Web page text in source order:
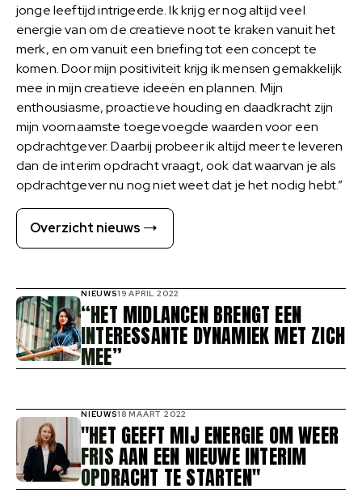
jonge leeftijd intrigeerde. Ik krijg er nog altijd veel
energie van om de creatieve noot te kraken vanuit het
merk, en om vanuit een briefing tot een concept te
komen. Door mijn positiviteit krijg ik mensen gemakkelijk
mee in mijn creatieve ideeën en plannen. Mijn
enthousiasme, proactieve houding en daadkracht zijn
mijn voornaamste toegevoegde waarden voor een
opdrachtgever. Daarbij probeer ik altijd meer te leveren
dan de interim opdracht vraagt, ook dat waarvan je als
opdrachtgever nu nog niet weet dat je het nodig hebt.”
Overzicht nieuws
“HET MIDLANCEN BRENGT EEN
INTERESSANTE DYNAMIEK MET ZICH
MEE”
NIEUWS19 APRIL 2022
"HET GEEFT MIJ ENERGIE OM WEER
FRIS AAN EEN NIEUWE INTERIM
OPDRACHT TE STARTEN"
NIEUWS18 MAART 2022